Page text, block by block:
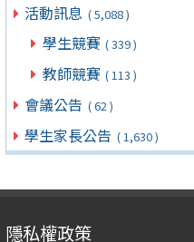
活動訊息 ( 5,088 )
學生競賽 ( 339 )
教師競賽 ( 113 )
會議公告 ( 62 )
學生家長公告 ( 1,630 )
隱私權政策